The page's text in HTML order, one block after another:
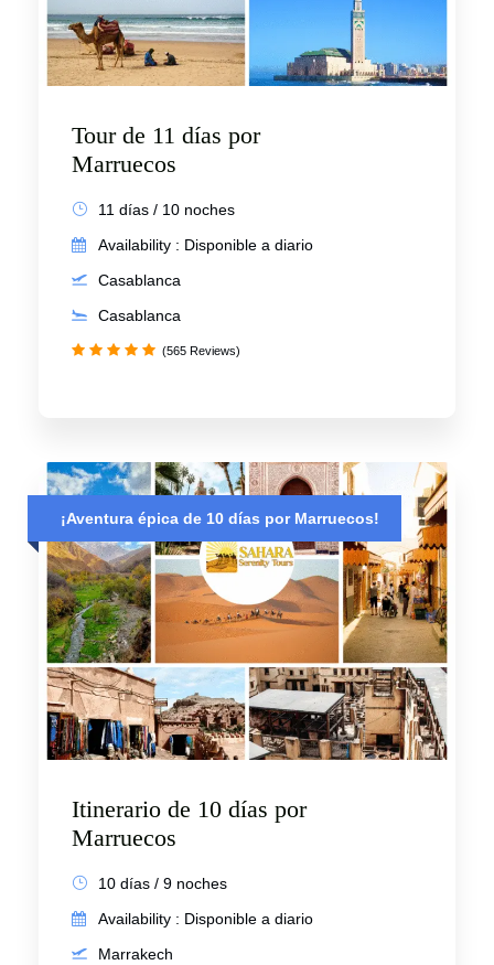
Tour de 11 días por
Marruecos
11 días / 10 noches
Availability : Disponible a diario
Casablanca
Casablanca
(565 Reviews)
¡Aventura épica de 10 días por Marruecos!
Itinerario de 10 días por
Marruecos
10 días / 9 noches
Availability : Disponible a diario
Marrakech